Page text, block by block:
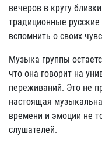
вечеров в кругу
традиционные
вспомнить о своих
Музыка группы
что она говорит на
переживаний. Это не
настоящая
времени и эмоции не
слушателей.